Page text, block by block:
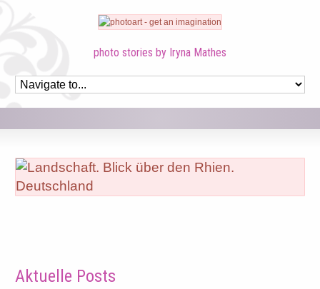
photo stories by Iryna Mathes
Aktuelle Posts